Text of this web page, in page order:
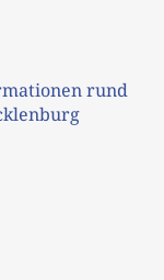
rund